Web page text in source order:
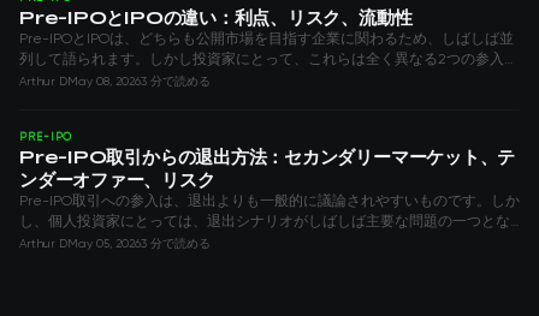
Pre-IPOとIPOの違い：利点、リスク、流動性
Pre-IPOとIPOは、どちらも公開市場を目指す企業に関わるため、しばしば並
列して語られます。しかし投資家にとって、これらは全く異なる2つの参入手
法です。Pre-IPOとは上場前の非公開企業への出資を指し
Arthur DMay 08, 20263 分で読める
PRE-IPO
Pre-IPO取引からの退出方法：セカンダリーマーケット、テ
ンダーオファー、リスク
Pre-IPO取引への参入は、退出よりも一般的に議論されやすいものです。しか
し、個人投資家にとっては、退出シナリオがしばしば主要な問題の一つとな
ります。購入前に、理解することが重要です
Arthur DMay 05, 20263 分で読める